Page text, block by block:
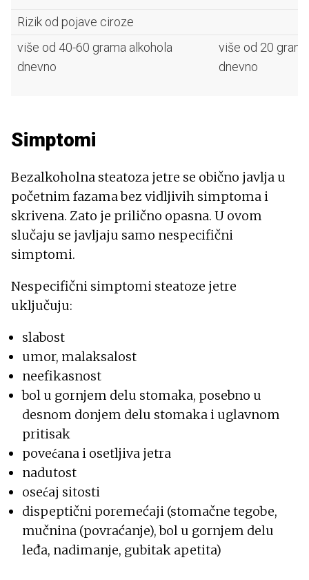
Rizik od pojave ciroze
više od 40-60 grama alkohola
dnevno
više od 20
dnevno
Simptomi
Bezalkoholna steatoza jetre se obično javlja u
početnim fazama bez vidljivih simptoma i
skrivena. Zato je prilično opasna. U ovom
slučaju se javljaju samo nespecifični
simptomi.
Nespecifični simptomi steatoze jetre
uključuju:
slabost
umor, malaksalost
neefikasnost
bol u gornjem delu stomaka, posebno u
desnom donjem delu stomaka i uglavnom
pritisak
povećana i osetljiva jetra
nadutost
osećaj sitosti
dispeptični poremećaji (stomačne tegobe,
mučnina (povraćanje), bol u gornjem delu
leđa, nadimanje, gubitak apetita)